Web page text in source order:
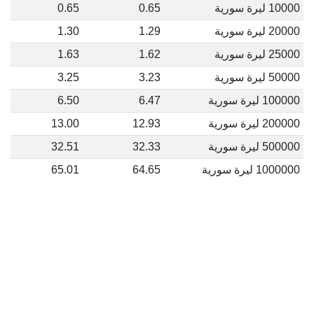
10000 ليرة سورية 0.65
0.65
20000 ليرة سورية
1.29
1.30
25000 ليرة سورية
1.62
1.63
50000 ليرة سورية
3.23
3.25
100000 ليرة سورية
6.47
6.50
200000 ليرة سورية
12.93
13.00
500000 ليرة سورية
32.33
32.51
1000000 ليرة سورية
64.65
65.01